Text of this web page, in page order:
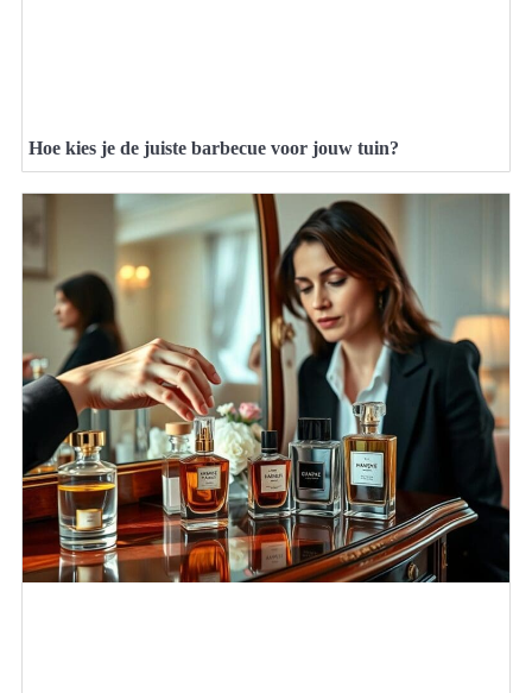
Hoe kies je de juiste barbecue voor jouw tuin?